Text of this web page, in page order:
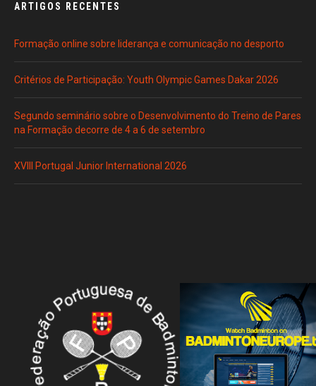
ARTIGOS RECENTES
Formação online sobre liderança e comunicação no desporto
Critérios de Participação: Youth Olympic Games Dakar 2026
Segundo seminário sobre o Desenvolvimento do Treino de Pares
na Formação decorre de 4 a 6 de setembro
XVIII Portugal Junior International 2026